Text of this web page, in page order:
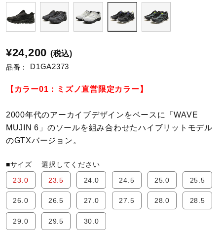
バドミントン
陸上競技
ソフトボール
柔道
ウィンタースポーツ
¥24,200 (税込)
品番： D1GA2373
【カラー01：ミズノ直営限定カラー】
2000年代のアーカイブデザインをベースに「WAVE
MUJIN 6」のソールを組み合わせたハイブリットモデル
のGTXバージョン。
■サイズ選択してください
23.0
23.5 24.0 24.5 25.0 25.5
26.0 26.5 27.0 27.5 28.0 28.5
29.0 29.5 30.0